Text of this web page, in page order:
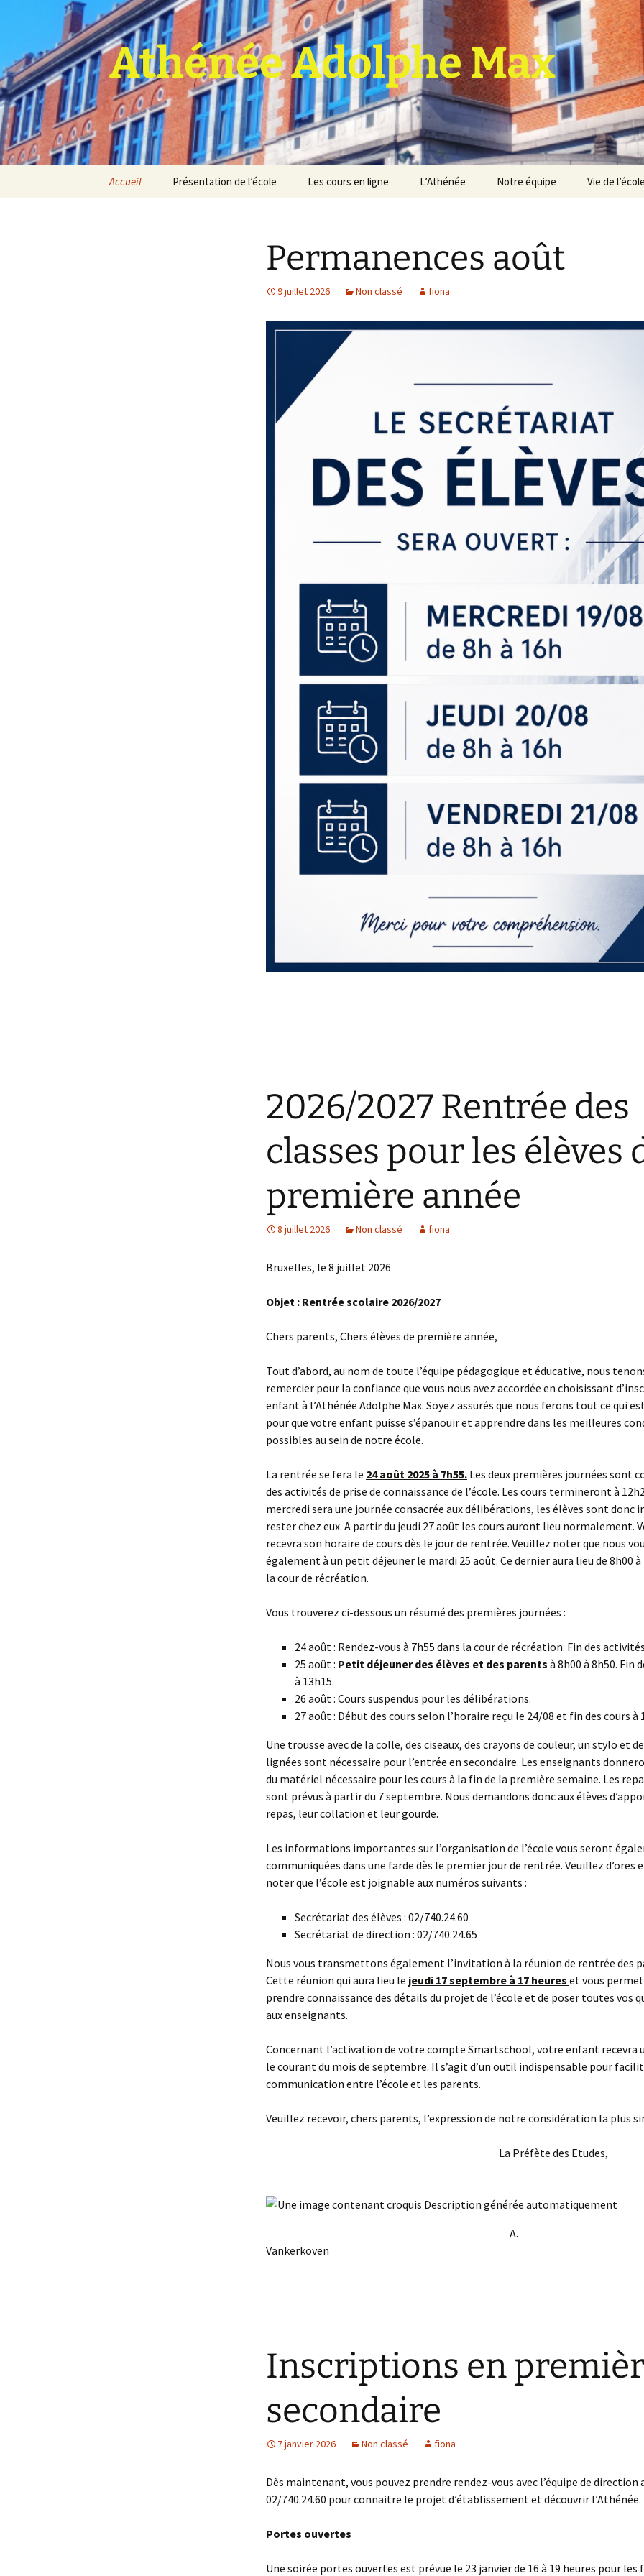
Athénée Adolphe Max
Accueil Présentation de l’école Les cours en ligne
Règlement d’ordre
intérieur
L’Athénée
Examens 3e
Méthode de
Notre équipe Vie de
Permanences août
9 juillet 2026 Non classé fiona
2026/2027 Rentrée des
classes pour les élèves
première année
8 juillet 2026 Non classé fiona
Bruxelles, le 8 juillet 2026
Objet : Rentrée scolaire 2026/2027
Chers parents, Chers élèves de première année,
Tout d’abord, au nom de toute l’équipe pédagogique et éducative, nous
remercier pour la confiance que vous nous avez accordée en choisissant
enfant à l’Athénée Adolphe Max. Soyez assurés que nous ferons tout ce qui
pour que votre enfant puisse s’épanouir et apprendre dans les meilleures
possibles au sein de notre école.
La rentrée se fera le 24 août 2025 à 7h55. Les deux premières journées sont
des activités de prise de connaissance de l’école. Les cours termineront à
mercredi sera une journée consacrée aux délibérations, les élèves sont donc
rester chez eux. A partir du jeudi 27 août les cours auront lieu normalement.
recevra son horaire de cours dès le jour de rentrée. Veuillez noter que nous
également à un petit déjeuner le mardi 25 août. Ce dernier aura lieu de 8h00
la cour de récréation.
Vous trouverez ci-dessous un résumé des premières journées :
24 août : Rendez-vous à 7h55 dans la cour de récréation. Fin des
25 août : Petit déjeuner des élèves et des parents à 8h00 à 8h50. Fin
à 13h15.
26 août : Cours suspendus pour les délibérations.
27 août : Début des cours selon l’horaire reçu le 24/08 et fin des cours à
Une trousse avec de la colle, des ciseaux, des crayons de couleur, un stylo et
lignées sont nécessaire pour l’entrée en secondaire. Les enseignants
du matériel nécessaire pour les cours à la fin de la première semaine. Les
sont prévus à partir du 7 septembre. Nous demandons donc aux élèves
repas, leur collation et leur gourde.
Les informations importantes sur l’organisation de l’école vous seront
communiquées dans une farde dès le premier jour de rentrée. Veuillez d’ores
noter que l’école est joignable aux numéros suivants :
Secrétariat des élèves : 02/740.24.60
Secrétariat de direction : 02/740.24.65
Nous vous transmettons également l’invitation à la réunion de rentrée des
Cette réunion qui aura lieu le jeudi 17 septembre à 17 heures et vous
prendre connaissance des détails du projet de l’école et de poser toutes vos
aux enseignants.
Concernant l’activation de votre compte Smartschool, votre enfant recevra
le courant du mois de septembre. Il s’agit d’un outil indispensable pour
communication entre l’école et les parents.
Veuillez recevoir, chers parents, l’expression de notre considération la plus
La Préfète des
A.
Vankerkoven
Inscriptions en
secondaire
7 janvier 2026 Non classé fiona
Dès maintenant, vous pouvez prendre rendez-vous avec l’équipe de direction
02/740.24.60 pour connaitre le projet d’établissement et découvrir l’Athénée.
Portes ouvertes
Une soirée portes ouvertes est prévue le 23 janvier de 16 à 19 heures pour les